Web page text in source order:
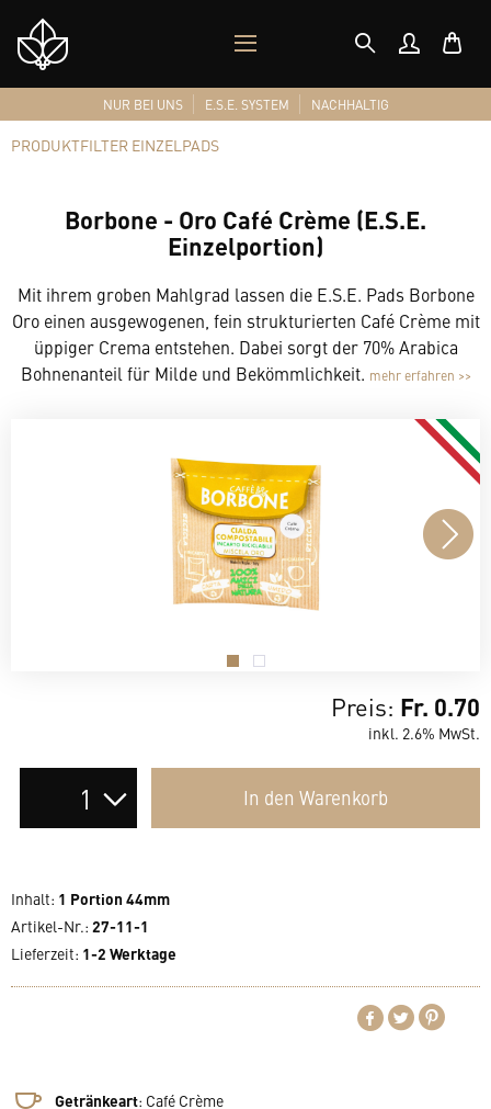
Shop
Logo
MOBILES
MENÜ
NUR BEI UNS E.S.E. SYSTEM NACHHALTIG
PRODUKTFILTER EINZELPADS
Borbone - Oro Café Crème (E.S.E.
Einzelportion)
Mit ihrem groben Mahlgrad lassen die E.S.E. Pads Borbone
Oro einen ausgewogenen, fein strukturierten Café Crème mit
üppiger Crema entstehen. Dabei sorgt der 70% Arabica
Bohnenanteil für Milde und Bekömmlichkeit. mehr erfahren >>
. .
Preis: Fr. 0.70
inkl. 2.6% MwSt.
In den Warenkorb
Inhalt: 1 Portion 44mm
Artikel-Nr.: 27-11-1
Lieferzeit: 1-2 Werktage
Getränkeart: Café Crème